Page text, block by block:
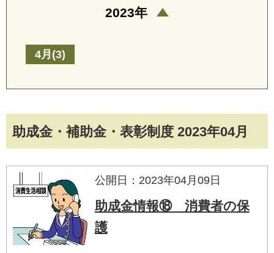
助成金・補助金・表彰制度 2023年04月
公開日：2023年04月09日
助成金情報⑱ 消費者の保
護
2023年
4月(3)